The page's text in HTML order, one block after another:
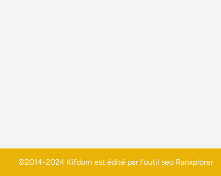
©2014-2024 Kifdom est édité par l'outil seo Ranxplorer